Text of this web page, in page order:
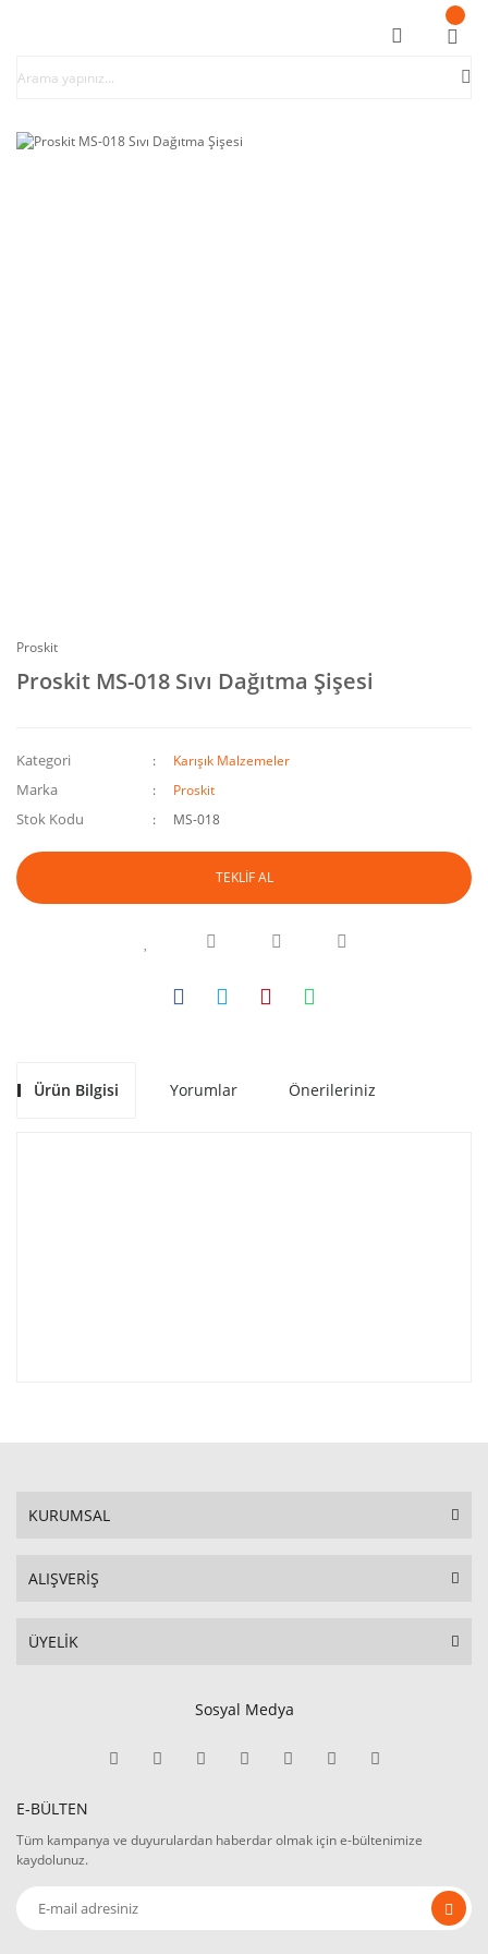
Proskit
Proskit MS-018 Sıvı Dağıtma Şişesi
Kategori Karışık Malzemeler
Marka Proskit
Stok Kodu MS-018
TEKLİF AL
Ürün Bilgisi Yorumlar Önerileriniz
KURUMSAL
ALIŞVERİŞ
ÜYELİK
Sosyal Medya
E-BÜLTEN
Tüm kampanya ve duyurulardan haberdar olmak için e-bültenimize
kaydolunuz.